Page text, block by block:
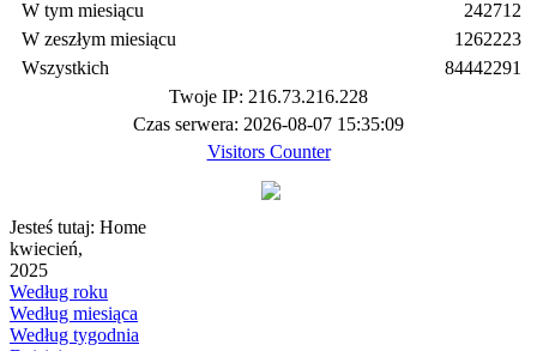
W tym miesiącu
W zeszłym miesiącu
Wszystkich
242712
1262223
84442291
Twoje IP: 216.73.216.228
Czas serwera: 2026-08-07 15:35:09
Visitors Counter
Jesteś tutaj: Home
kwiecień,
2025
Według roku
Według miesiąca
Według tygodnia